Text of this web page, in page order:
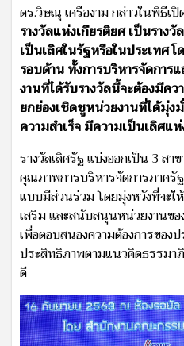
ดร.วิษณุ เครืองาม กล่าวในพิธีเปิ
รางวัลแห่งเกียรติยศ เป็นราง
เป็นเลิศในรัฐหรือในประเทศ
รอบด้าน ทั้งการบริหารจัดการ
งานที่ได้รับรางวัลนี้จะต้องมีคว
ยกย่องเชิดชูหน่วยงานที่ได้มุ่
ความสำเร็จ มีความเป็นเลิศแ
รางวัลเลิศรัฐ แบ่งออกเป็น 3 สา
คุณภาพการบริหารจัดการภาครั
แบบมีส่วนร่วม โดยมุ่งหวังที่จะใ
เสริม และสนับสนุนหน่วยงานข
เพื่อตอบสนองความต้องการขอ
ประสิทธิภาพตามแนวคิดธรรมา
ดี